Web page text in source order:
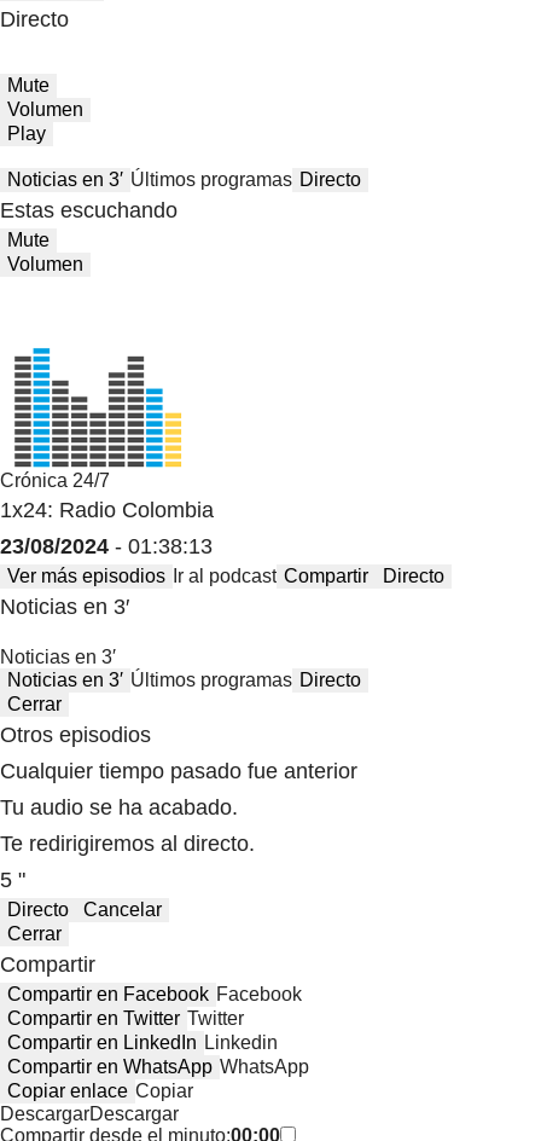
Directo
Mute
Volumen
Play
Noticias en 3′ Últimos programas Directo
Estas escuchando
Mute
Volumen
Crónica 24/7
1x24: Radio Colombia
23/08/2024 - 01:38:13
Ver más episodios Ir al podcast Compartir Directo
Noticias en 3′
Noticias en 3′
Noticias en 3′ Últimos programas Directo
Cerrar
Otros episodios
Cualquier tiempo pasado fue anterior
Tu audio se ha acabado.
Te redirigiremos al directo.
5 "
Directo
Cancelar
Cerrar
Compartir
Compartir en Facebook Facebook
Compartir en Twitter Twitter
Compartir en LinkedIn Linkedin
Compartir en WhatsApp WhatsApp
Copiar enlace Copiar
DescargarDescargar
Compartir desde el minuto:00:00